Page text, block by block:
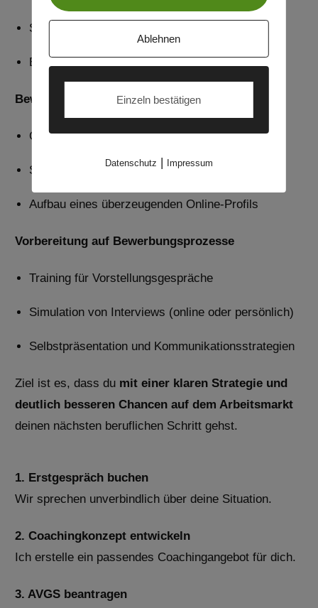
Stärken- und Potenzialanalyse
Entwicklung klarer beruflicher Ziele
Bewerbungsstrategie
Optimierung von Lebenslauf und Anschreiben
Strategie für den verdeckten Arbeitsmarkt
Aufbau eines überzeugenden Online-Profils
Vorbereitung auf Bewerbungsprozesse
Training für Vorstellungsgespräche
Simulation von Interviews (online oder persönlich)
Selbstpräsentation und Kommunikationsstrategien
Ziel ist es, dass du mit einer klaren Strategie und
deutlich besseren Chancen auf dem Arbeitsmarkt
deinen nächsten beruflichen Schritt gehst.
1. Erstgespräch buchen
Wir sprechen unverbindlich über deine Situation.
2. Coachingkonzept entwickeln
Ich erstelle ein passendes Coachingangebot für dich.
3. AVGS beantragen
Ablehnen
Einzeln bestätigen
Datenschutz | Impressum